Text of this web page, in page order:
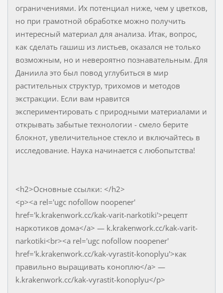
ограничениями. Их потенциал ниже, чем у цветков,
но при грамотной обработке можно получить
интересный материал для анализа. Итак, вопрос,
как сделать гашиш из листьев, оказался не только
возможным, но и невероятно познавательным. Для
Даниила это был повод углубиться в мир
растительных структур, трихомов и методов
экстракции. Если вам нравится
экспериментировать с природными материалами и
открывать забытые технологии - смело берите
блокнот, увеличительное стекло и включайтесь в
исследование. Наука начинается с любопытства!
<h2>Основные ссылки: </h2>
<p><a rel='ugc nofollow noopener'
href='k.krakenwork.cc/kak-varit-narkotiki'>рецепт
наркотиков дома</a> — k.krakenwork.cc/kak-varit-
narkotiki<br><a rel='ugc nofollow noopener'
href='k.krakenwork.cc/kak-vyrastit-konoplyu'>как
правильно выращивать коноплю</a> —
k.krakenwork.cc/kak-vyrastit-konoplyu</p>